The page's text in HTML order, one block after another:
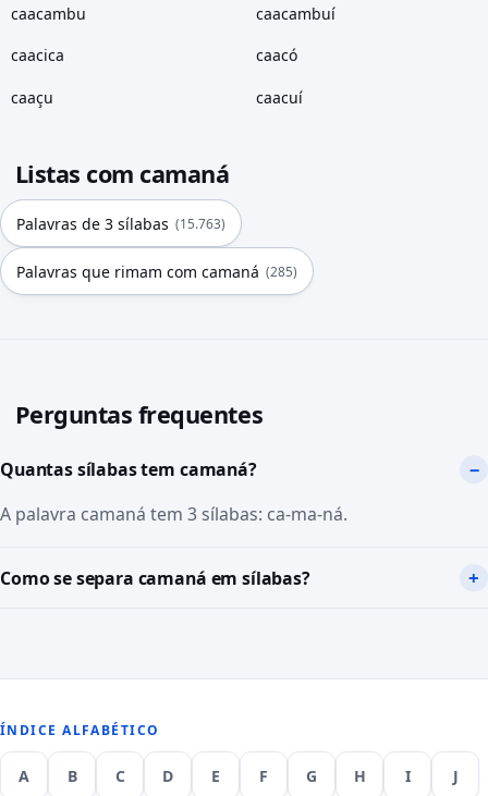
caacambu caacambuí
caacica caacó
caaçu caacuí
Listas com camaná
Palavras de 3 sílabas (15.763)
Palavras que rimam com camaná (285)
Perguntas frequentes
Quantas sílabas tem camaná?
A palavra camaná tem 3 sílabas: ca-ma-ná.
Como se separa camaná em sílabas?
ÍNDICE ALFABÉTICO
A B C D E F G H I J